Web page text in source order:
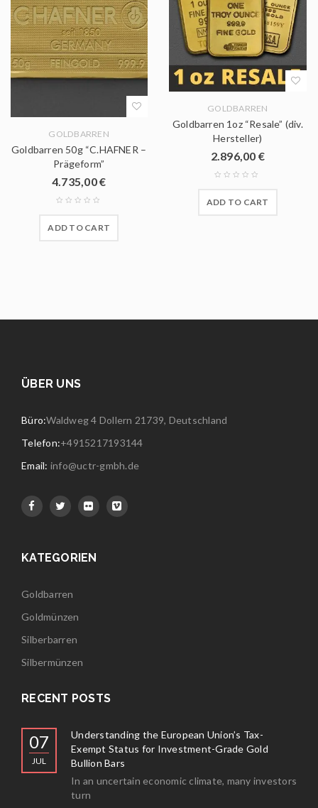
GOLDBARREN
Goldbarren 50g “C.HAFNER –
Prägeform”
4.735,00€
ADD TO CART
GOLDBARREN
Goldbarren 1oz “Resale” (div.
Hersteller)
2.896,00 €
ADD TO CART
ÜBER UNS
Büro:Waldweg 4 Dollern 21739, Deutschland
Telefon:+4915217193144
Email: info@uctr-gmbh.de
KATEGORIEN
Goldbarren
Goldmünzen
Silberbarren
Silbermünzen
RECENT POSTS
07
JUL
Understanding the European Union’s Tax-
Exempt Status for Investment-Grade Gold
Bullion Bars
In an uncertain economic climate, many investors
turn